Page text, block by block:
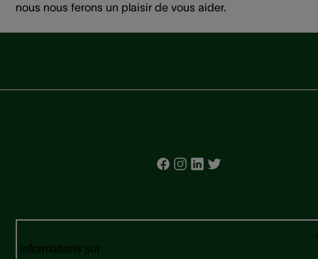
nous nous ferons un plaisir de vous aider.
Informations sur